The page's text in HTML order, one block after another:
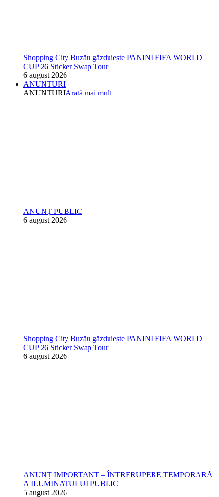
Shopping City Buzău găzduiește PANINI FIFA WORLD
CUP 26 Sticker Swap Tour
6 august 2026
ANUNTURI
ANUNTURIArată mai mult
ANUNȚ PUBLIC
6 august 2026
Shopping City Buzău găzduiește PANINI FIFA WORLD
CUP 26 Sticker Swap Tour
6 august 2026
ANUNȚ IMPORTANT – ÎNTRERUPERE TEMPORARĂ
A ILUMINATULUI PUBLIC
5 august 2026